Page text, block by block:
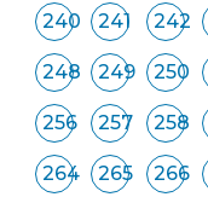
240 241 242
248 249 250
256 257 258
264 265 266